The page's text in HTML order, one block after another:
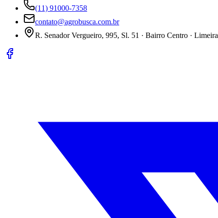
(11) 91000-7358
contato@agrobusca.com.br
R. Senador Vergueiro, 995, Sl. 51 · Bairro Centro ·